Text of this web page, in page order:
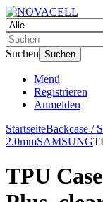
Suchen Suchen
Menü
Registrieren
Anmelden
StartseiteBackcase /
2.0mmSAMSUNG
TPU